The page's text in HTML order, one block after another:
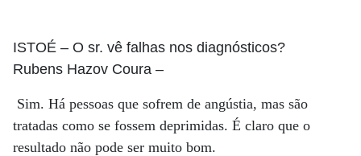
ISTOÉ – O sr. vê falhas nos diagnósticos?
Rubens Hazov Coura –
Sim. Há pessoas que sofrem de angústia, mas são
tratadas como se fossem deprimidas. É claro que o
resultado não pode ser muito bom.